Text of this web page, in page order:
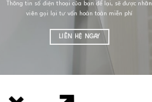
Thông tin số điện thoại của bạn để lại, sẽ được nhân
viên gọi lại tư vấn hoàn toàn miễn phí
LIÊN HỆ NGAY